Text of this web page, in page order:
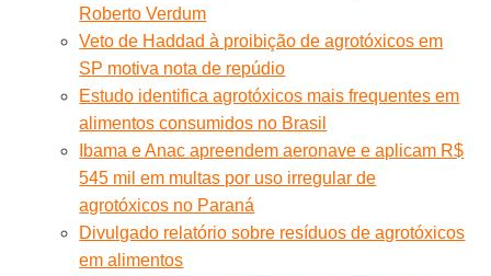
Roberto Verdum
Veto de Haddad à proibição de agrotóxicos em
SP motiva nota de repúdio
Estudo identifica agrotóxicos mais frequentes em
alimentos consumidos no Brasil
Ibama e Anac apreendem aeronave e aplicam R$
545 mil em multas por uso irregular de
agrotóxicos no Paraná
Divulgado relatório sobre resíduos de agrotóxicos
em alimentos